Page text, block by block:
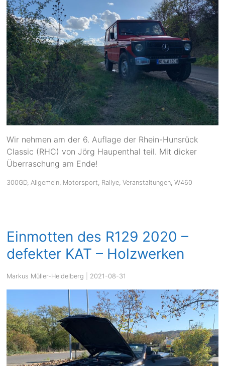
Wir nehmen am der 6. Auflage der Rhein-Hunsrück
Classic (RHC) von Jörg Haupenthal teil. Mit dicker
Überraschung am Ende!
300GD,Allgemein, Motorsport, Rallye,Veranstaltungen,W460
Einmotten des R129 2020 –
defekter KAT – Holzwerken
Markus Müller-Heidelberg 2021-08-31